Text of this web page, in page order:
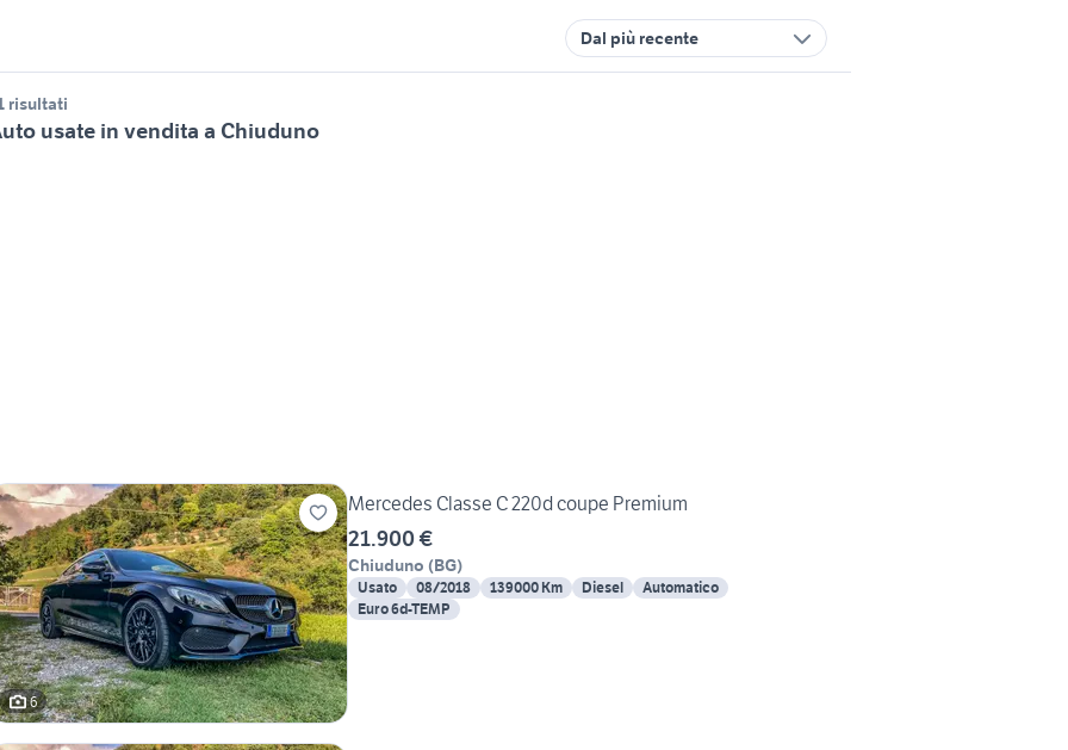
Dal più recente
risultati
usate in vendita a Chiuduno
6
Mercedes Classe C 220d coupe Premium
21.900 €
Chiuduno (BG)
Usato 08/2018 139000 Km Diesel
Automatico
Euro 6d-TEMP